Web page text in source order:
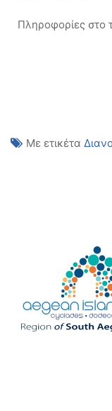
Πληροφορίες στο
Με ετικέτα